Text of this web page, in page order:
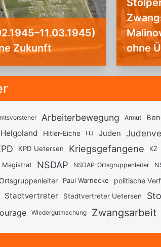
Zu­kunft
ohne
Arbeiterbewegung Armut
Helgoland Hitler-Eiche HJ Juden
KPD Uetersen Kriegsgefangene KZ
Magistrat NSDAP NSDAP-Ortsgruppenleiter
Ortsgruppenleiter Paul Warnecke politische
Stadtvertreter Stadtvertreter Uetersen
Wiedergutmachung Zwangsarbeit